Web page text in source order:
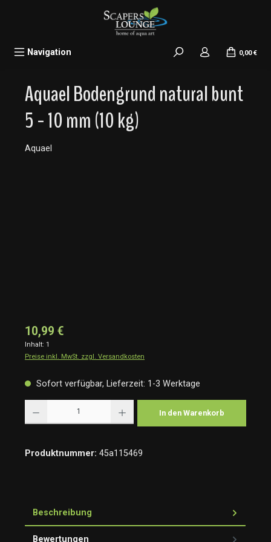
Navigation 0,00 €
Aquael Bodengrund natural bunt
5 - 10 mm (10 kg)
Aquael
10,99 €
Inhalt: 1
Preise inkl. MwSt. zzgl. Versandkosten
Sofort verfügbar, Lieferzeit: 1-3 Werktage
In den Warenkorb
Produktnummer: 45a115469
Beschreibung
Bewertungen